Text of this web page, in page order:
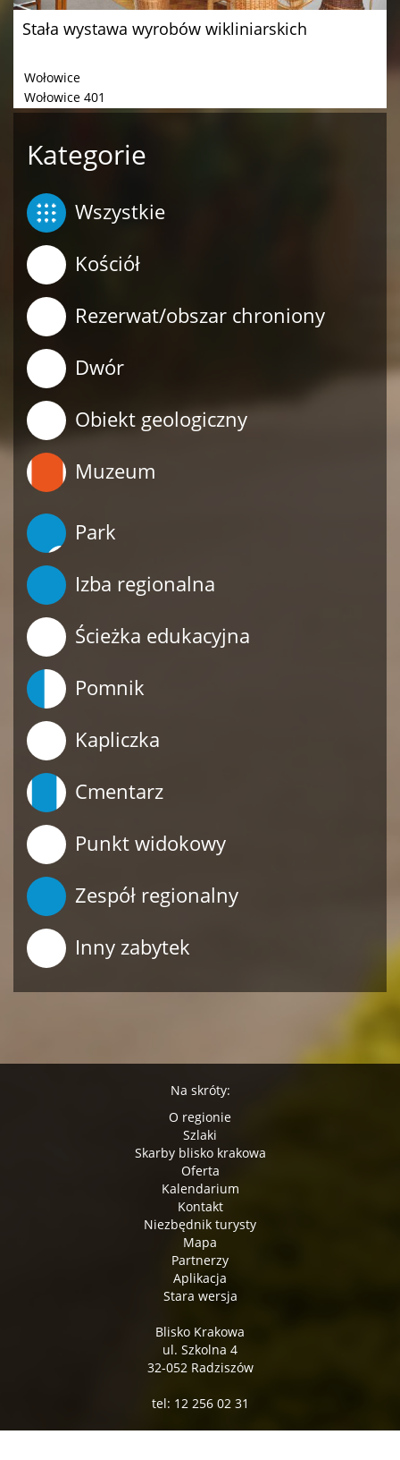
Stała wystawa wyrobów wikliniarskich
Wołowice
Wołowice 401
Kategorie
Wszystkie
Kościół
Rezerwat/obszar chroniony
Dwór
Obiekt geologiczny
Muzeum
Park
Izba regionalna
Ścieżka edukacyjna
Pomnik
Kapliczka
Cmentarz
Punkt widokowy
Zespół regionalny
Inny zabytek
Na skróty:
O regionie
Szlaki
Skarby blisko krakowa
Oferta
Kalendarium
Kontakt
Niezbędnik turysty
Mapa
Partnerzy
Aplikacja
Stara wersja
Blisko Krakowa
ul. Szkolna 4
32-052 Radziszów
tel: 12 256 02 31